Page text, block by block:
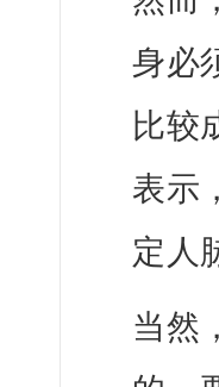
身必
比较
表示，
定人
当然